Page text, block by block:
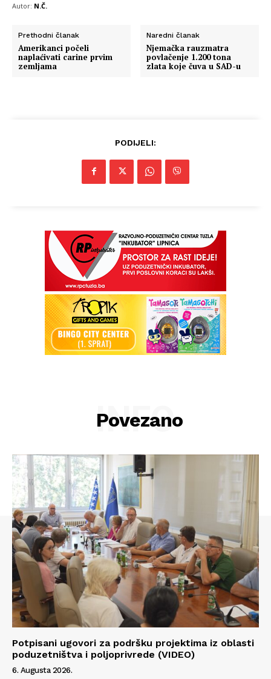
Autor: N.Č.
Prethodni članak
Amerikanci počeli
naplaćivati carine prvim
zemljama
Naredni članak
Njemačka rauzmatra
povlačenje 1.200 tona
zlata koje čuva u SAD-u
PODIJELI:
Povezano
INFO
Potpisani ugovori za podršku projektima iz oblasti
poduzetništva i poljoprivrede (VIDEO)
6. Augusta 2026.